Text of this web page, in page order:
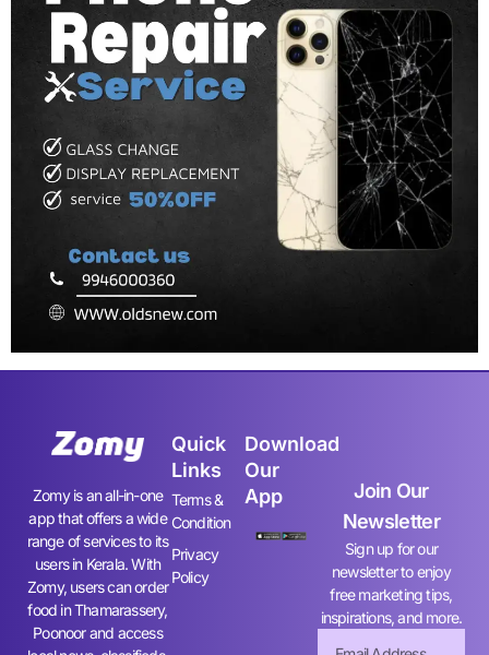
Zomy is an all-in-one
app that offers a wide
range of services to its
users in Kerala. With
Zomy, users can order
food in Thamarassery,
Poonoor and access
Quick
Links
Terms &
Condition
Privacy
Policy
Download
Our
App
Join Our
Newsletter
Sign up for our
newsletter to enjoy
free marketing tips,
inspirations, and more.